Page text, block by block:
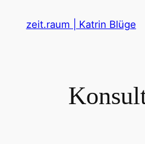
Inhaltzeit.raum | Katrin Blüge